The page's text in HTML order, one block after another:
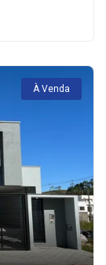
À Venda